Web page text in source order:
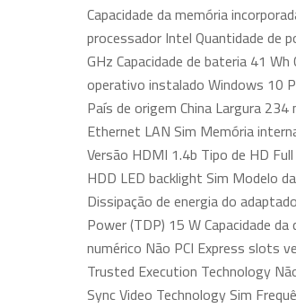
Capacidade da memória
processador Intel Quantidade de
GHz Capacidade de bateria 41
operativo instalado Windows 10
País de origem China Largura
Ethernet LAN Sim Memória
Versão HDMI 1.4b Tipo de HD
HDD LED backlight Sim Modelo
Dissipação de energia do
Power (TDP) 15 W Capacidade
numérico Não PCI Express slots
Trusted Execution Technology
Sync Video Technology Sim